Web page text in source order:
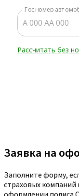
Заявка на
Заполните форму,
страховых компаний
оформлении полиса